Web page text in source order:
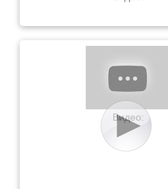
Видео: